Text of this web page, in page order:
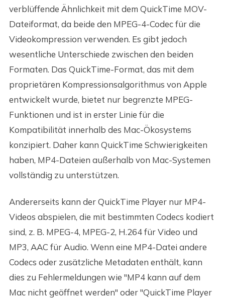
verblüffende Ähnlichkeit mit dem QuickTime MOV-
Dateiformat, da beide den MPEG-4-Codec für die
Videokompression verwenden. Es gibt jedoch
wesentliche Unterschiede zwischen den beiden
Formaten. Das QuickTime-Format, das mit dem
proprietären Kompressionsalgorithmus von Apple
entwickelt wurde, bietet nur begrenzte MPEG-
Funktionen und ist in erster Linie für die
Kompatibilität innerhalb des Mac-Ökosystems
konzipiert. Daher kann QuickTime Schwierigkeiten
haben, MP4-Dateien außerhalb von Mac-Systemen
vollständig zu unterstützen.
Andererseits kann der QuickTime Player nur MP4-
Videos abspielen, die mit bestimmten Codecs kodiert
sind, z. B. MPEG-4, MPEG-2, H.264 für Video und
MP3, AAC für Audio. Wenn eine MP4-Datei andere
Codecs oder zusätzliche Metadaten enthält, kann
dies zu Fehlermeldungen wie "MP4 kann auf dem
Mac nicht geöffnet werden" oder "QuickTime Player